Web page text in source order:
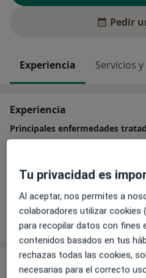
Pedir
Experiencia Servicios
Experiencia
Principales enfermedades
+25 a11y_sr_more_diseases
Mostrar
Servicios y precios
Tu privacidad es
Al aceptar, nos permites a
colaboradores utilizar cookies
para recopilar datos con
contenidos basados en tus
rechazas todas las cookies,
necesarias para el correcto